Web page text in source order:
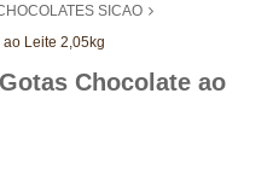
SICAO
Leite 2,05kg
Chocolate ao